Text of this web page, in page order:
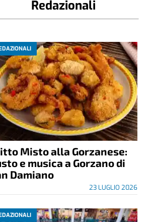
Redazionali
Misto alla Gorzanese:
e musica a Gorzano di
Damiano
23 LUGLIO 2026